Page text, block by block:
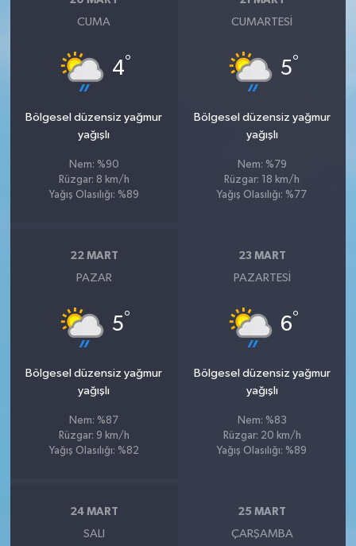
CUMA
4°
Bölgesel düzensiz yağmur
yağışlı
Nem: %90
Rüzgar: 8 km/h
Yağış Olasılığı: %89
CUMARTESI
5°
Bölgesel düzensiz yağmur
yağışlı
Nem: %79
Rüzgar: 18 km/h
Yağış Olasılığı: %77
22 MART
PAZAR
5°
Bölgesel düzensiz yağmur
yağışlı
Nem: %87
Rüzgar: 9 km/h
Yağış Olasılığı: %82
23 MART
PAZARTESI
6°
Bölgesel düzensiz yağmur
yağışlı
Nem: %83
Rüzgar: 20 km/h
Yağış Olasılığı: %89
24 MART
SALI
25 MART
ÇARŞAMBA